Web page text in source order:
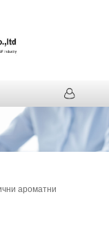
ароматни